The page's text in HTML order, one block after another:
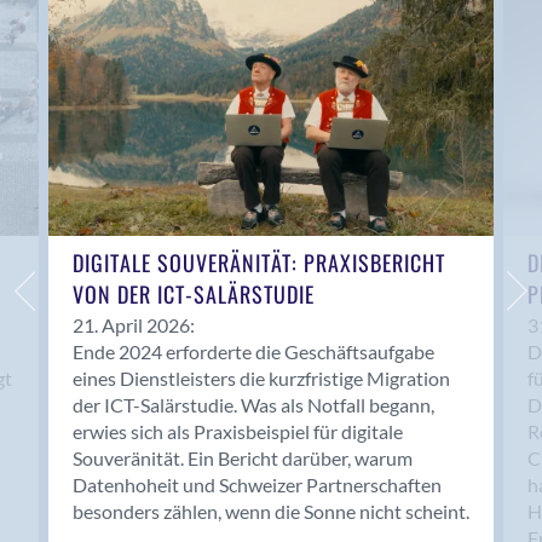
Anwil
Appenzell
Au SG
Baar
Baden
Balsthal
Balzers
Basel
Bassersdorf
Belp
Bendern
Benken (SG)
Bergdietikon
Berlin
Bern
Bern - Liebefeld
DIGITALE SOUVERÄNITÄT: PRAXISBERICHT
VON DER ICT-SALÄRSTUDIE
21. April 2026:
Ende 2024 erforderte die Geschäftsaufgabe
eines Dienstleisters die kurzfristige Migration
der ICT-Salärstudie. Was als Notfall begann,
erwies sich als Praxisbeispiel für digitale
Souveränität. Ein Bericht darüber, warum
Datenhoheit und Schweizer Partnerschaften
besonders zählen, wenn die Sonne nicht scheint.